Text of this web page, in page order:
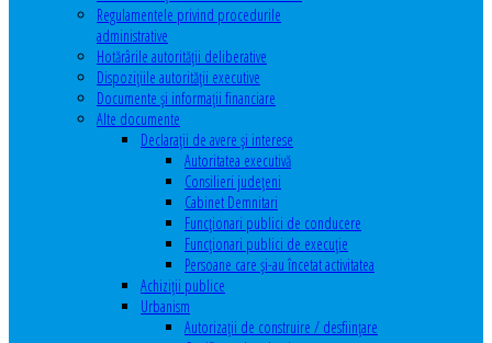
Regulamentele privind procedurile
administrative
Hotărârile autorităţii deliberative
Dispoziţiile autorităţii executive
Documente şi informaţii financiare
Alte documente
Declaraţii de avere şi interese
Autoritatea executivă
Consilieri judeţeni
Cabinet Demnitari
Funcţionari publici de conducere
Funcționari publici de execuție
Persoane care şi-au încetat activitatea
Achiziţii publice
Urbanism
Autorizații de construire / desființare